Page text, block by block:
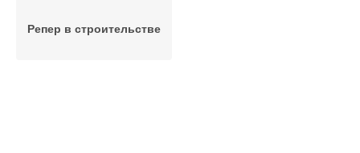
Репер в строительстве